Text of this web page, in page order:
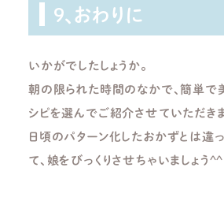
9、おわりに
いかがでしたしょうか。
朝の限られた時間のなかで、簡単で
シピを選んでご紹介させていただきま
日頃のパターン化したおかずとは違
て、娘をびっくりさせちゃいましょう^^